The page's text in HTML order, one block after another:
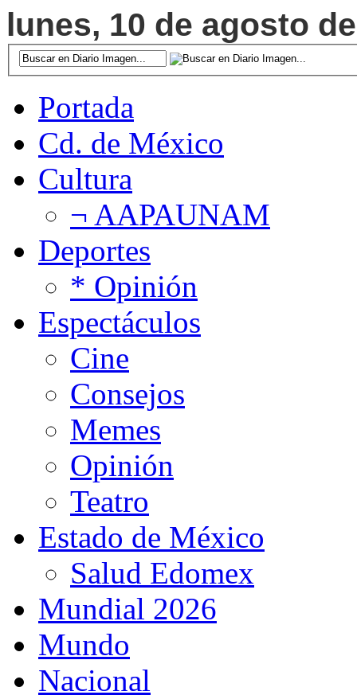
lunes, 10 de agosto
Portada
Cd. de México
Cultura
¬ AAPAUNAM
Deportes
* Opinión
Espectáculos
Cine
Consejos
Memes
Opinión
Teatro
Estado de México
Salud Edomex
Mundial 2026
Mundo
Nacional